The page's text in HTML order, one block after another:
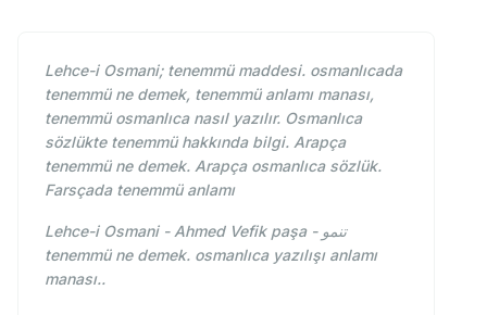
Lehce-i Osmani; tenemmü maddesi. osmanlıcada
tenemmü ne demek, tenemmü anlamı manası,
tenemmü osmanlıca nasıl yazılır. Osmanlıca
sözlükte tenemmü hakkında bilgi. Arapça
tenemmü ne demek. Arapça osmanlıca sözlük.
Farsçada tenemmü anlamı
Lehce-i Osmani - Ahmed Vefik paşa - تنمو
tenemmü ne demek. osmanlıca yazılışı anlamı
manası..